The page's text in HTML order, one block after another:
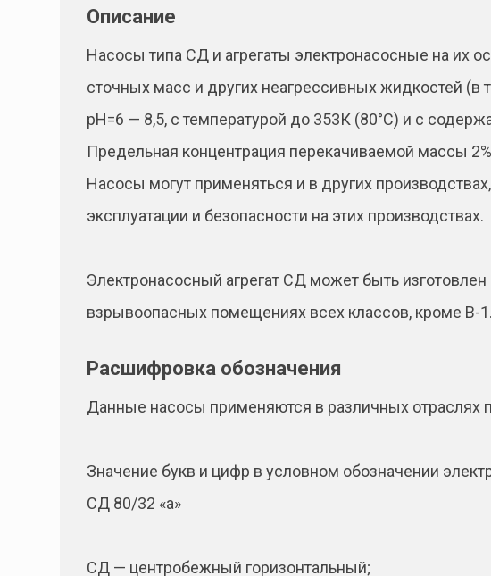
Описание
Насосы типа СД и агрегаты электронасосные на их
сточных масс и других неагрессивных жидкостей (в
рН=6 — 8,5, с температурой до 353К (80°С) и с
Предельная концентрация перекачиваемой массы
Насосы могут применяться и в других
эксплуатации и безопасности на этих производствах.
Электронасосный агрегат СД может быть
взрывоопасных помещениях всех классов, кроме В-1.
Расшифровка обозначения
Данные насосы применяются в различных отраслях
Значение букв и цифр в условном обозначении
СД 80/32 «а»
СД — центробежный горизонтальный;